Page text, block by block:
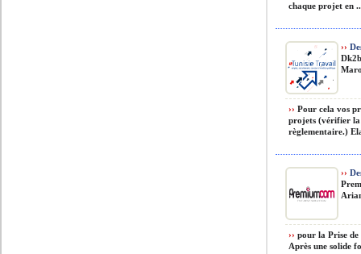
chaque projet en
››
›› Pour cela vos
projets (vérifier la
règlementaire.)
››
›› pour la Prise
Après une solide